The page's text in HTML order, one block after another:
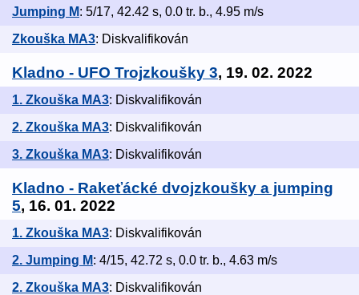
Jumping M: 5/17, 42.42 s, 0.0 tr. b., 4.95 m/s
Zkouška MA3: Diskvalifikován
Kladno - UFO Trojzkoušky 3, 19. 02. 2022
1. Zkouška MA3: Diskvalifikován
2. Zkouška MA3: Diskvalifikován
3. Zkouška MA3: Diskvalifikován
Kladno - Rakeťácké dvojzkoušky a jumping
5, 16. 01. 2022
1. Zkouška MA3: Diskvalifikován
2. Jumping M: 4/15, 42.72 s, 0.0 tr. b., 4.63 m/s
2. Zkouška MA3: Diskvalifikován